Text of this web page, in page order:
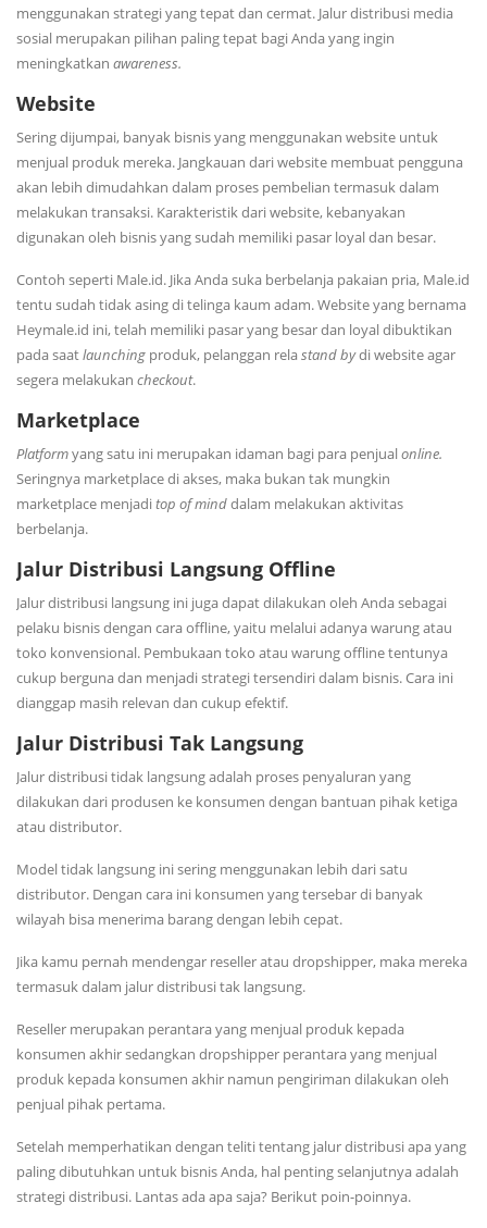
menggunakan strategi yang tepat dan cermat. Jalur distribusi media
sosial merupakan pilihan paling tepat bagi Anda yang ingin
meningkatkan awareness.
Website
Sering dijumpai, banyak bisnis yang menggunakan website untuk
menjual produk mereka. Jangkauan dari website membuat pengguna
akan lebih dimudahkan dalam proses pembelian termasuk dalam
melakukan transaksi. Karakteristik dari website, kebanyakan
digunakan oleh bisnis yang sudah memiliki pasar loyal dan besar.
Contoh seperti Male.id. Jika Anda suka berbelanja pakaian pria, Male.id
tentu sudah tidak asing di telinga kaum adam. Website yang bernama
Heymale.id ini, telah memiliki pasar yang besar dan loyal dibuktikan
pada saatlaunching produk, pelanggan relastand bydi website agar
segera melakukan checkout.
Marketplace
Platformyang satu ini merupakan idaman bagi para penjualonline.
Seringnya marketplace di akses, maka bukan tak mungkin
marketplace menjaditop of minddalam melakukan aktivitas
berbelanja.
Jalur Distribusi Langsung Offline
Jalur distribusi langsung ini juga dapat dilakukan oleh Anda sebagai
pelaku bisnis dengan cara offline, yaitu melalui adanya warung atau
toko konvensional. Pembukaan toko atau warung offline tentunya
cukup berguna dan menjadi strategi tersendiri dalam bisnis. Cara ini
dianggap masih relevan dan cukup efektif.
Jalur Distribusi Tak Langsung
Jalur distribusi tidak langsung adalah proses penyaluran yang
dilakukan dari produsen ke konsumen dengan bantuan pihak ketiga
atau distributor.
Model tidak langsung ini sering menggunakan lebih dari satu
distributor. Dengan cara ini konsumen yang tersebar di banyak
wilayah bisa menerima barang dengan lebih cepat.
Jika kamu pernah mendengar reseller atau dropshipper, maka mereka
termasuk dalam jalur distribusi tak langsung.
Reseller merupakan perantara yang menjual produk kepada
konsumen akhir sedangkan dropshipper perantara yang menjual
produk kepada konsumen akhir namun pengiriman dilakukan oleh
penjual pihak pertama.
Setelah memperhatikan dengan teliti tentang jalur distribusi apa yang
paling dibutuhkan untuk bisnis Anda, hal penting selanjutnya adalah
strategi distribusi. Lantas ada apa saja? Berikut poin-poinnya.